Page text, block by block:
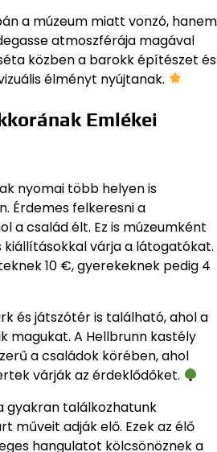
a múzeum miatt vonzó, hanem
atmoszférája magával
közben a barokk építészet és
élményt nyújtanak.
Emlékei
nyomai több helyen is
Érdemes felkeresni a
a család élt. Ez is múzeumként
kiállításokkal várja a látogatókat.
10 €, gyerekeknek pedig 4
és játszótér is található, ahol a
magukat. A Hellbrunn kastély
a családok körében, ahol
várják az érdeklődőket.
gyakran találkozhatunk
műveit adják elő. Ezek az élő
hangulatot kölcsönöznek a